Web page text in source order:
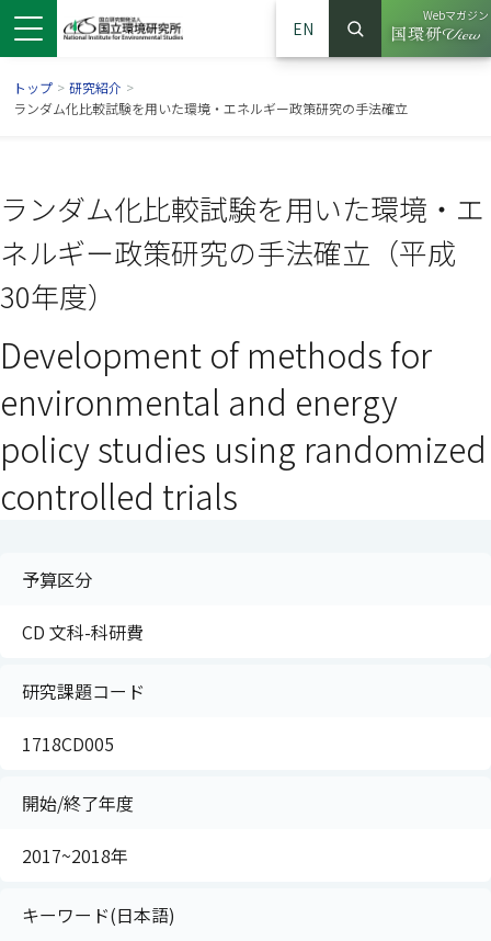
ウで開きます）
ンドウで開きます）
ウインドウで開きます）
EN
サイト内検索
検索
Webマガジン
（別ウイ
トップ > 研究紹介 >
ランダム化比較試験を用いた環境・エネルギー政策研究の手法確立
ランダム化比較試験を用いた環境・エ
ネルギー政策研究の手法確立（平成
30年度）
Development of methods for
environmental and energy
policy studies using randomized
controlled trials
予算区分
CD 文科-科研費
研究課題コード
1718CD005
開始/終了年度
2017~2018年
キーワード(日本語)